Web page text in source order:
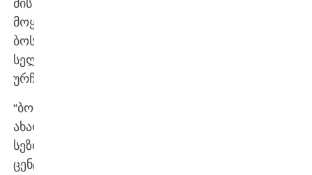
მის
მოყვანას
ბოსტონ
სელტიკსს
ურჩევს:
“ბოსტონი
ახალ
სეზონს
ცენტრის